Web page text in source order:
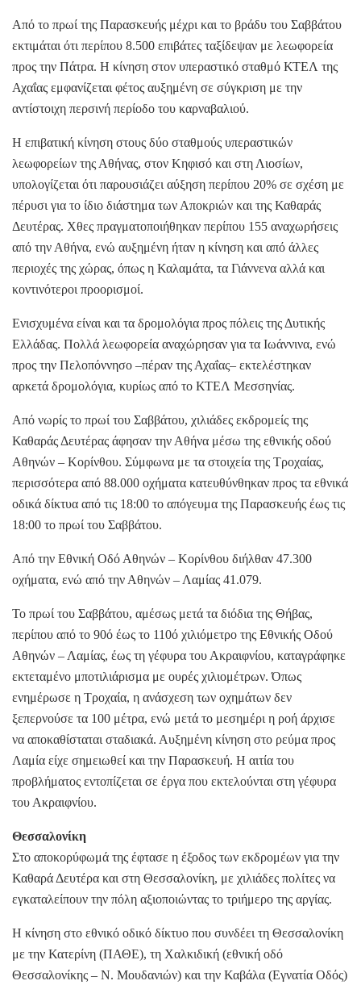
Από το πρωί της Παρασκευής μέχρι και το βράδυ του Σαββάτου
εκτιμάται ότι περίπου 8.500 επιβάτες ταξίδεψαν με λεωφορεία
προς την Πάτρα. Η κίνηση στον υπεραστικό σταθμό ΚΤΕΛ της
Αχαΐας εμφανίζεται φέτος αυξημένη σε σύγκριση με την
αντίστοιχη περσινή περίοδο του καρναβαλιού.
Η επιβατική κίνηση στους δύο σταθμούς υπεραστικών
λεωφορείων της Αθήνας, στον Κηφισό και στη Λιοσίων,
υπολογίζεται ότι παρουσιάζει αύξηση περίπου 20% σε σχέση με
πέρυσι για το ίδιο διάστημα των Αποκριών και της Καθαράς
Δευτέρας. Χθες πραγματοποιήθηκαν περίπου 155 αναχωρήσεις
από την Αθήνα, ενώ αυξημένη ήταν η κίνηση και από άλλες
περιοχές της χώρας, όπως η Καλαμάτα, τα Γιάννενα αλλά και
κοντινότεροι προορισμοί.
Ενισχυμένα είναι και τα δρομολόγια προς πόλεις της Δυτικής
Ελλάδας. Πολλά λεωφορεία αναχώρησαν για τα Ιωάννινα, ενώ
προς την Πελοπόννησο –πέραν της Αχαΐας– εκτελέστηκαν
αρκετά δρομολόγια, κυρίως από το ΚΤΕΛ Μεσσηνίας.
Από νωρίς το πρωί του Σαββάτου, χιλιάδες εκδρομείς της
Καθαράς Δευτέρας άφησαν την Αθήνα μέσω της εθνικής οδού
Αθηνών – Κορίνθου. Σύμφωνα με τα στοιχεία της Τροχαίας,
περισσότερα από 88.000 οχήματα κατευθύνθηκαν προς τα εθνικά
οδικά δίκτυα από τις 18:00 το απόγευμα της Παρασκευής έως τις
18:00 το πρωί του Σαββάτου.
Από την Εθνική Οδό Αθηνών – Κορίνθου διήλθαν 47.300
οχήματα, ενώ από την Αθηνών – Λαμίας 41.079.
Το πρωί του Σαββάτου, αμέσως μετά τα διόδια της Θήβας,
περίπου από το 90ό έως το 110ό χιλιόμετρο της Εθνικής Οδού
Αθηνών – Λαμίας, έως τη γέφυρα του Ακραιφνίου, καταγράφηκε
εκτεταμένο μποτιλιάρισμα με ουρές χιλιομέτρων. Όπως
ενημέρωσε η Τροχαία, η ανάσχεση των οχημάτων δεν
ξεπερνούσε τα 100 μέτρα, ενώ μετά το μεσημέρι η ροή άρχισε
να αποκαθίσταται σταδιακά. Αυξημένη κίνηση στο ρεύμα προς
Λαμία είχε σημειωθεί και την Παρασκευή. Η αιτία του
προβλήματος εντοπίζεται σε έργα που εκτελούνται στη γέφυρα
του Ακραιφνίου.
Θεσσαλονίκη
Στο αποκορύφωμά της έφτασε η έξοδος των εκδρομέων για την
Καθαρά Δευτέρα και στη Θεσσαλονίκη, με χιλιάδες πολίτες να
εγκαταλείπουν την πόλη αξιοποιώντας το τριήμερο της αργίας.
Η κίνηση στο εθνικό οδικό δίκτυο που συνδέει τη Θεσσαλονίκη
με την Κατερίνη (ΠΑΘΕ), τη Χαλκιδική (εθνική οδό
Θεσσαλονίκης – Ν. Μουδανιών) και την Καβάλα (Εγνατία Οδός)